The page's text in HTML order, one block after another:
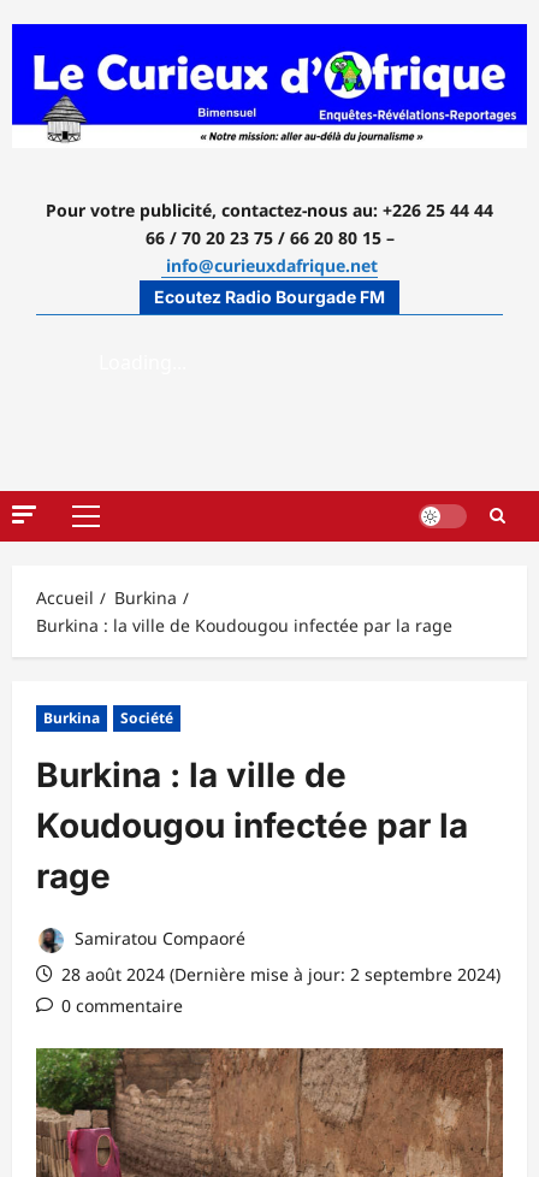
contenu
Pour votre publicité, contactez-nous au: +226 25 44 44
66 / 70 20 23 75 / 66 20 80 15 –
info@curieuxdafrique.net
Ecoutez Radio Bourgade FM
Menu
Accueil
Burkina
Burkina : la ville de Koudougou infectée par la rage
Burkina Société
Burkina : la ville de
Koudougou infectée par la
rage
Samiratou Compaoré
28 août 2024 (Dernière mise à jour: 2 septembre 2024)
0 commentaire